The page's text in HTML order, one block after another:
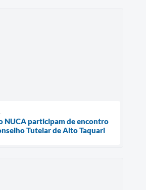
NUCA participam de encontro
Tutelar de Alto Taquari